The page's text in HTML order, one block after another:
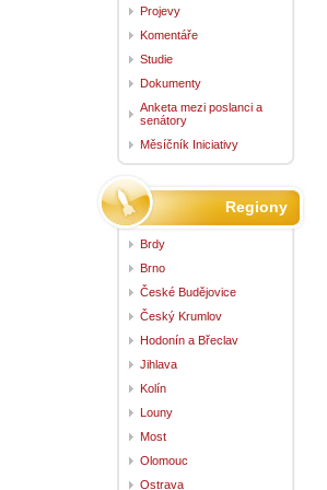
Projevy
Komentáře
Studie
Dokumenty
Anketa mezi poslanci a
senátory
Měsíčník Iniciativy
Regiony
Brdy
Brno
České Budějovice
Český Krumlov
Hodonín a Břeclav
Jihlava
Kolín
Louny
Most
Olomouc
Ostrava